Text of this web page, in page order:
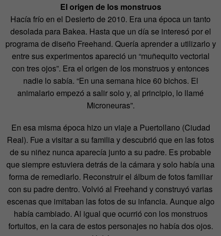
El origen de los monstruos
Hacía frío en el Desierto de 2010. Era una época un tanto
desolada para Bakea. Hasta que un día se interesó por el
programa de diseño Freehand. Quería aprender a utilizarlo y
entre sus experimentos apareció un “muñequito vectorial
con tres ojos”. Era el origen de los monstruos y entonces
nadie lo sabía. “En una semana hice 60 bichos. El
animalario empezó a salir solo y, al principio, lo llamé
Microneuras”.
En esa misma época hizo un viaje a Puertollano (Ciudad
Real). Fue a visitar a su familia y descubrió que en las fotos
de su niñez nunca aparecía junto a su padre. Es probable
que siempre estuviera detrás de la cámara y solo había una
forma de remediarlo. Reconstruir el álbum de fotos familiar
con su padre dentro. Volvió al Freehand y construyó varias
escenas que imitaban las fotos de su infancia. Aunque algo
había cambiado. Al igual que ocurrió con los monstruos
fortuitos, en la cara de estos personajes no había dos ojos.